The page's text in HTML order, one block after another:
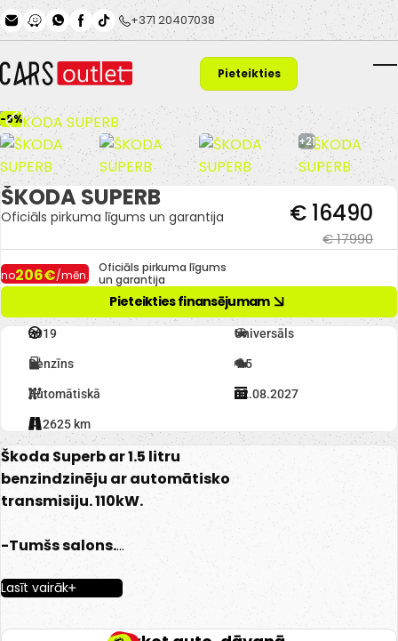
Skip to main content+371 20407038
Pieteikties
finansējumam
-8%
+21
ŠKODA SUPERB
Oficiāls pirkuma līgums un garantija
€ 17990
€ 16490
no206€/mēn.
Oficiāls pirkuma līgums
un garantija
Pieteikties finansējumam
2019 Universāls
Benzīns 1.5
Automātiskā 02.08.2027
112625 km
Škoda Superb ar 1.5 litru
benzindzinēju ar automātisko
transmisiju. 110kW.
-Tumšs salons.
-El. regulējami un apsildāmi
-Pirekšjie parkingsensori.
Lasīt vairāk